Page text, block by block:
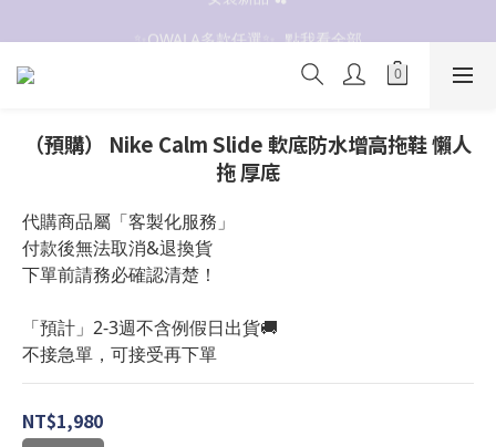
✨OWALA多款任選✨  點我看全部
抗UV 50+防曬外套 $299🧊🧊
（預購） Nike Calm Slide 軟底防水增高拖鞋 懶人
拖 厚底
代購商品屬「客製化服務」
付款後無法取消&退換貨
下單前請務必確認清楚！
「預計」2-3週不含例假日出貨🚚
不接急單，可接受再下單
NT$1,980